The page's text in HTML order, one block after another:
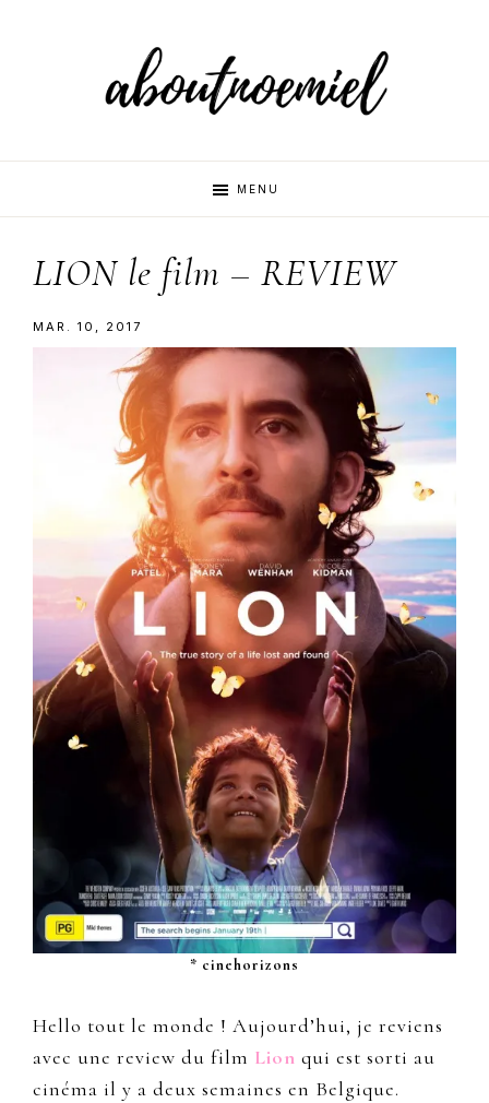
Lifestyle
MENU
LION le film – REVIEW
MAR. 10, 2017
* cinehorizons
Hello tout le monde ! Aujourd’hui, je reviens
avec une review du film Lion qui est sorti au
cinéma il y a deux semaines en Belgique.